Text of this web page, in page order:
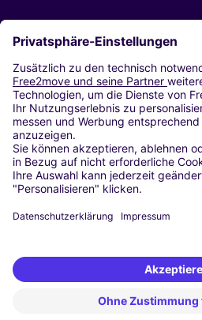
CARSHARING
UNSERE STÄDTE
Paris
Madrid
Washington DC
Mailand
Rom
Turin
Wien
Berlin
Düsseldorf